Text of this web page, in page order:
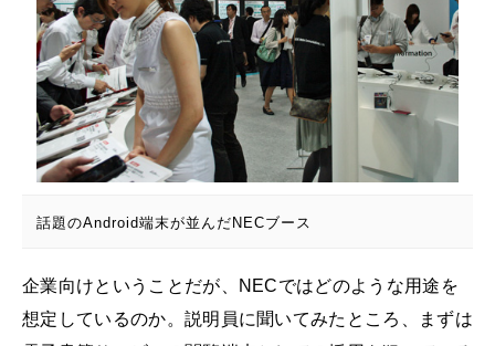
話題のAndroid端末が並んだNECブース
企業向けということだが、NECではどのような用途を
想定しているのか。説明員に聞いてみたところ、まずは